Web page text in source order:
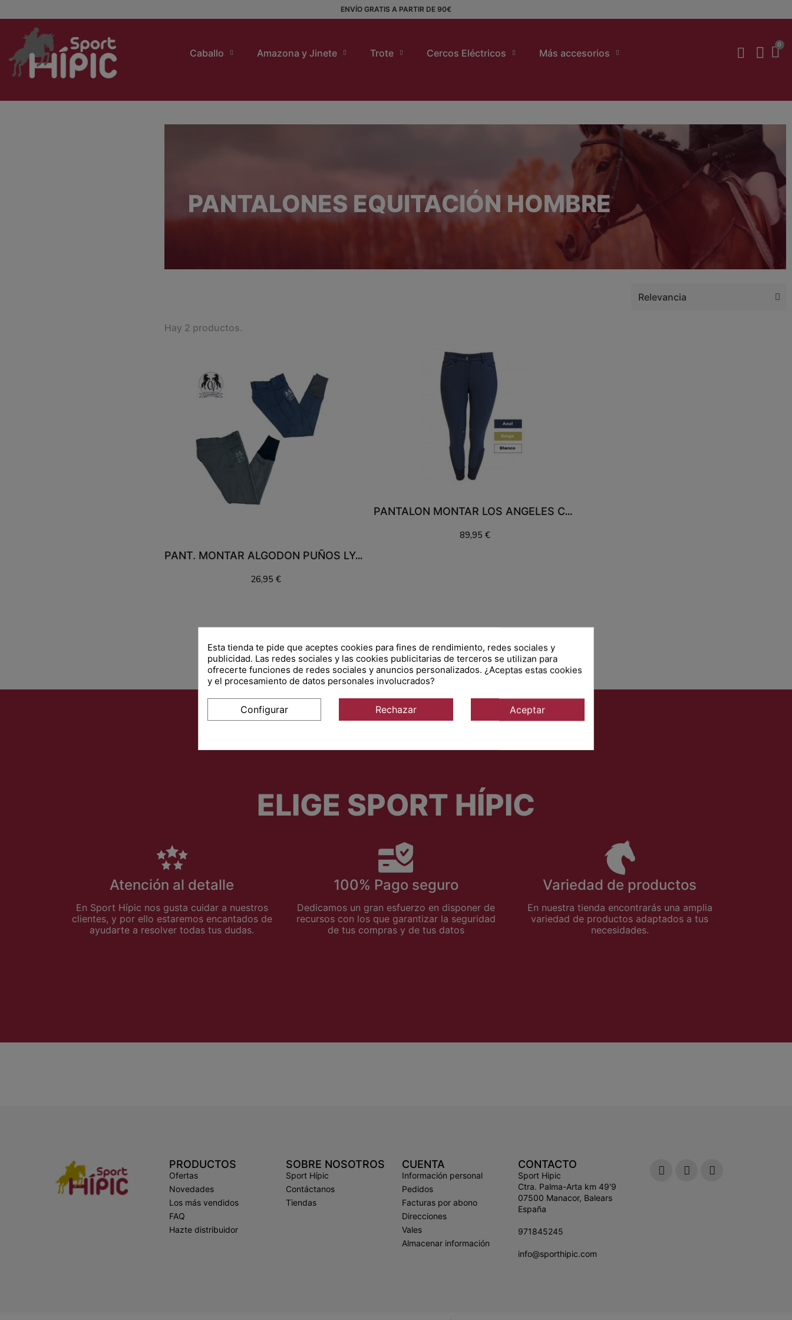
ENVÍO GRATIS A PARTIR DE 90€
Caballo Amazona y Jinete Trote Cercos Eléctricos Más accesorios
PANTALONES EQUITACIÓN HOMBRE
Hay 2 productos.
PANT. MONTAR ALGODON PUÑOS LYCRA CAVALLIERE
26,95 €
Añadir al carrito
PANTALON MONTAR LOS ANGELES CAVALLIERE
89,95 €
Añadir al carrito
ELIGE SPORT HÍPIC
Atención al detalle
En Sport Hípic nos gusta cuidar a nuestros
clientes, y por ello estaremos encantados de
ayudarte a resolver todas tus dudas.
100% Pago seguro
Dedicamos un gran esfuerzo en disponer de
recursos con los que garantizar la seguridad
de tus compras y de tus datos
Variedad de productos
En nuestra tienda encontrarás una amplia
variedad de productos adaptados a tus
necesidades.
PRODUCTOS
Ofertas
Novedades
Los más vendidos
FAQ
Hazte distribuidor
SOBRE NOSOTROS
Sport Hípic
Contáctanos
Tiendas
CUENTA
Información personal
Pedidos
Facturas por abono
Direcciones
Vales
Almacenar información
CONTACTO
Sport Hipic
Ctra. Palma-Arta km 49'9
07500 Manacor, Balears
España
971845245
info@sporthipic.com
Esta tienda te pide que aceptes cookies para fines de rendimiento, redes sociales y
publicidad. Las redes sociales y las cookies publicitarias de terceros se utilizan para
ofrecerte funciones de redes sociales y anuncios personalizados. ¿Aceptas estas cookies
y el procesamiento de datos personales involucrados?
Configurar Rechazar Aceptar